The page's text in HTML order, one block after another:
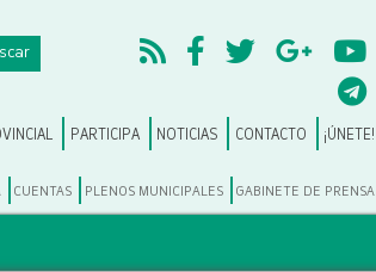
PARTICIPA NOTICIAS CONTACTO ¡ÚNETE!
CUENTAS PLENOS MUNICIPALES GABINETE DE PRENSA